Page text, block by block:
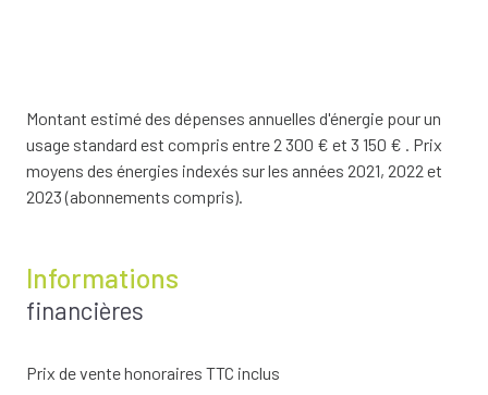
Montant estimé des dépenses annuelles d'énergie pour un
usage standard est compris entre 2 300 € et 3 150 € . Prix
moyens des énergies indexés sur les années 2021, 2022 et
2023 (abonnements compris).
Informations
financières
Prix de vente honoraires TTC inclus